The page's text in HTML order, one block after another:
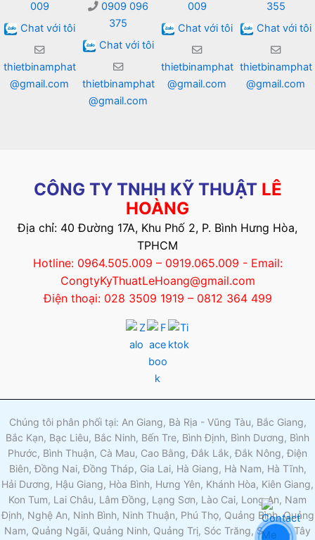
009
Chat với tôi
thietbinamphat
@gmail.com
0909 096
375
Chat với tôi
thietbinamphat
@gmail.com
009
Chat với tôi
thietbinamphat
@gmail.com
355
Chat với tôi
thietbinamphat
@gmail.com
CÔNG TY TNHH KỸ THUẬT LÊ
HOÀNG
Địa chỉ: 40 Đường 17A, Khu Phố 2, P. Bình Hưng Hòa,
TPHCM
Hotline: 0964.505.009 – 0919.065.009 - Email:
CongtyKyThuatLeHoang@gmail.com
Điện thoại: 028 3509 1919 – 0812 364 499
Chúng tôi phân phối tại: An Giang, Bà Rịa - Vũng Tàu, Bắc Giang,
Bắc Kạn, Bạc Liêu, Bắc Ninh, Bến Tre, Bình Định, Bình Dương, Bình
Phước, Bình Thuận, Cà Mau, Cao Bằng, Đắk Lắk, Đắk Nông, Điện
Biên, Đồng Nai, Đồng Tháp, Gia Lai, Hà Giang, Hà Nam, Hà Tĩnh,
Hải Dương, Hậu Giang, Hòa Bình, Hưng Yên, Khánh Hòa, Kiên Giang,
Kon Tum, Lai Châu, Lâm Đồng, Lạng Sơn, Lào Cai, Long An, Nam
Định, Nghệ An, Ninh Bình, Ninh Thuận, Phú Thọ, Quảng Bình, Quảng
Nam, Quảng Ngãi, Quảng Ninh, Quảng Trị, Sóc Trăng, Sơn La, Tây